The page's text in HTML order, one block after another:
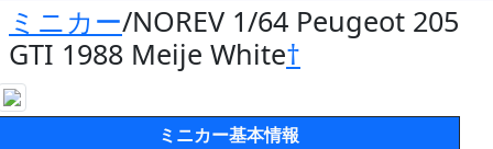
ミニカー/NOREV 1/64 Peugeot 205
GTI 1988 Meije White†
ミニカー基本情報